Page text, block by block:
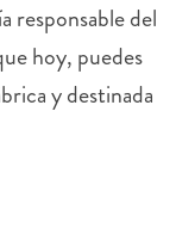
responsable del
hoy, puedes
y destinada